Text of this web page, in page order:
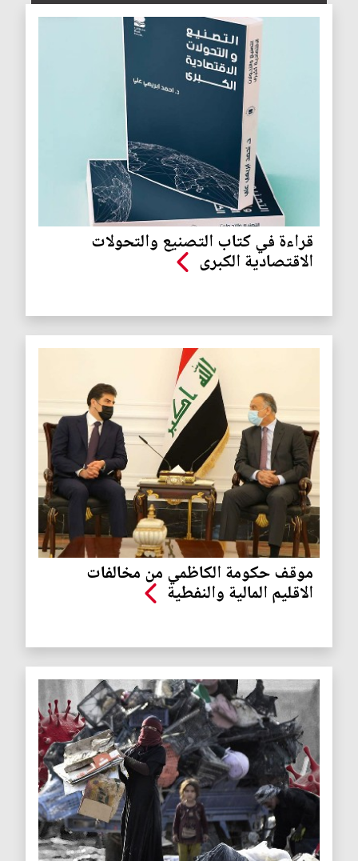
قراءة في كتاب التصنيع والتحولات
الاقتصادية الكبرى
موقف حكومة الكاظمي من مخالفات
الاقليم المالية والنفطية